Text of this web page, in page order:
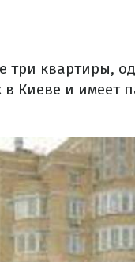
три квартиры,
в Киеве и имеет